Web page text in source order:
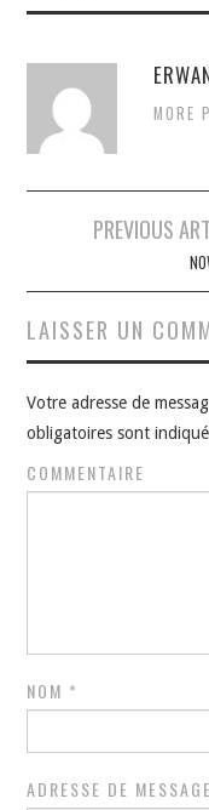
MORE
Navigation
articles
PREVIOUS
LAISSER UN
Votre adresse de
obligatoires sont
COMMENTAIRE
NOM *
ADRESSE DE